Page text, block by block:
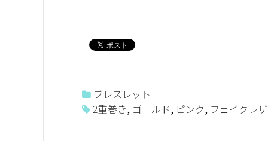
ブレスレット
2重巻き, ゴールド, ピンク, フェイクレ